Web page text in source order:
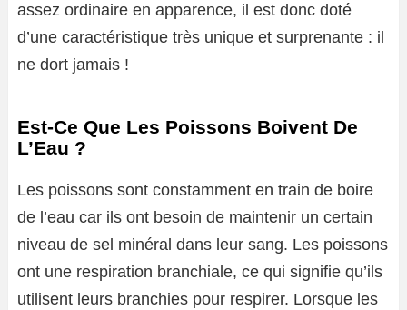
assez ordinaire en apparence, il est donc doté
d’une caractéristique très unique et surprenante : il
ne dort jamais !
Est-Ce Que Les Poissons Boivent De
L’Eau ?
Les poissons sont constamment en train de boire
de l’eau car ils ont besoin de maintenir un certain
niveau de sel minéral dans leur sang. Les poissons
ont une respiration branchiale, ce qui signifie qu’ils
utilisent leurs branchies pour respirer. Lorsque les